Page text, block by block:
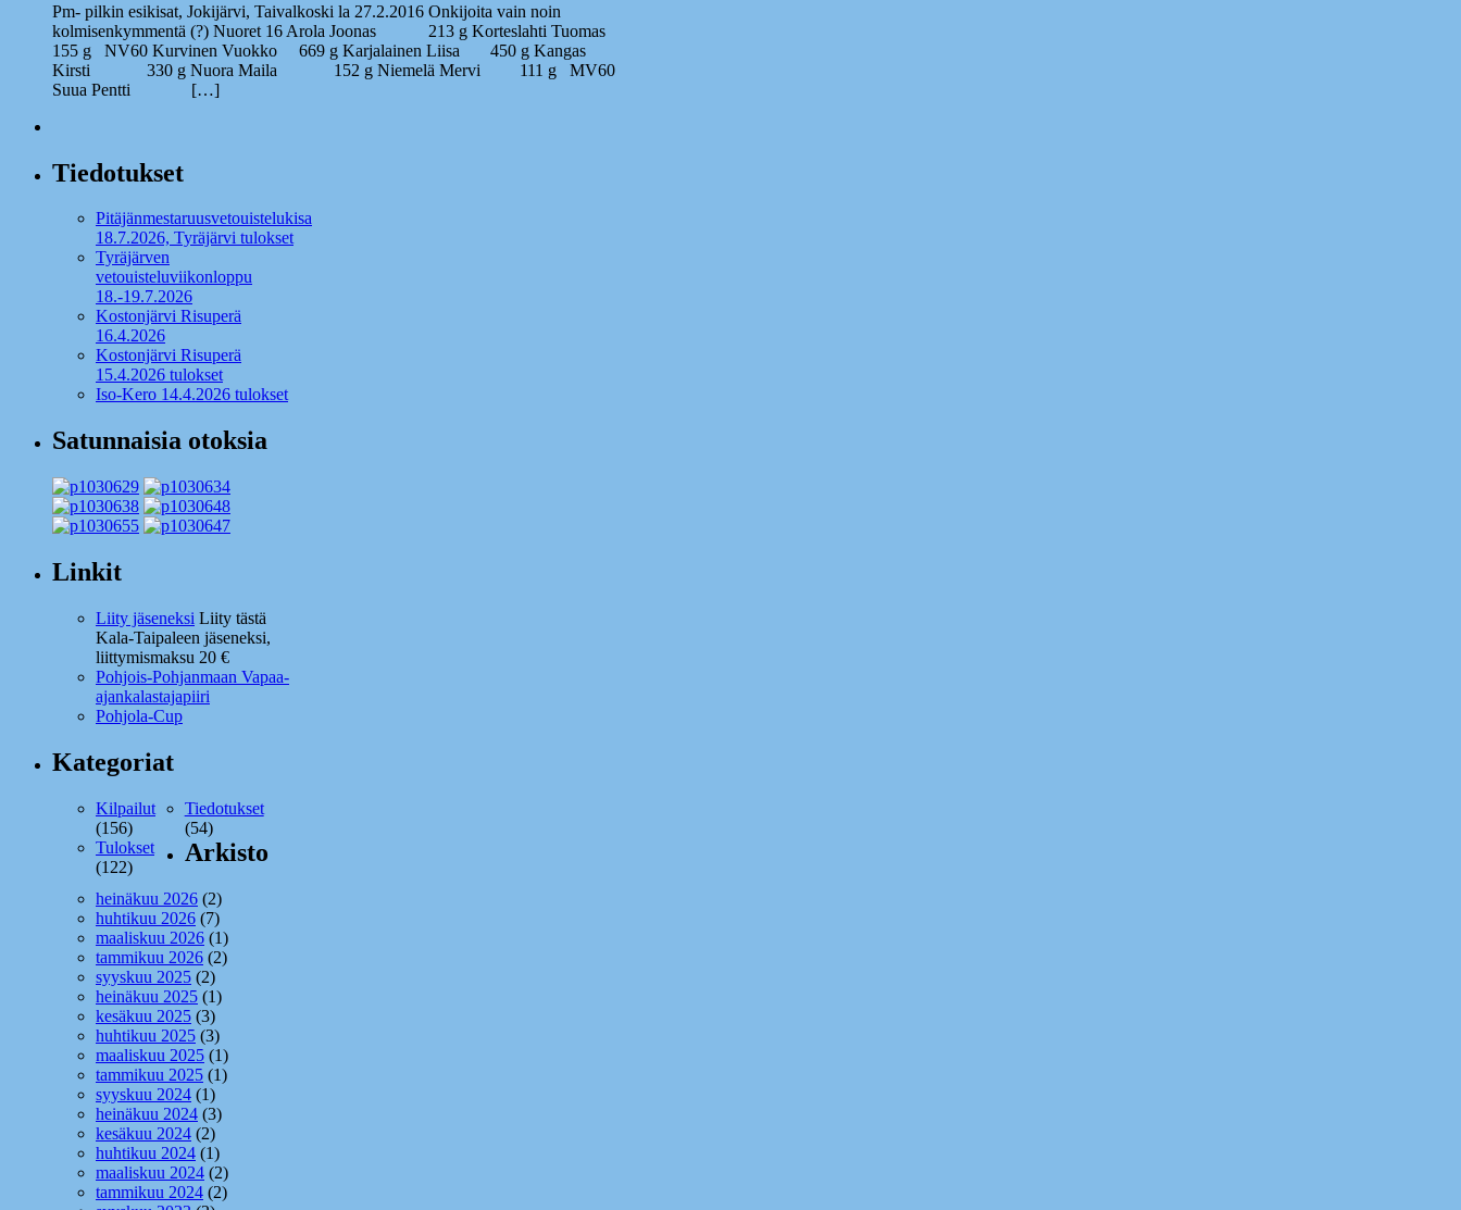
Pm- pilkin esikisat, Jokijärvi, Taivalkoski la 27.2.2016 Onkijoita vain noin
kolmisenkymmentä (?) Nuoret 16 Arola Joonas 213 g Korteslahti Tuomas
155 g NV60 Kurvinen Vuokko 669 g Karjalainen Liisa 450 g Kangas
Kirsti 330 g Nuora Maila 152 g Niemelä Mervi 111 g MV60
Suua Pentti […]
Tiedotukset
Pitäjänmestaruusvetouistelukisa
18.7.2026, Tyräjärvi tulokset
Tyräjärven
vetouisteluviikonloppu
18.-19.7.2026
Kostonjärvi Risuperä
16.4.2026
Kostonjärvi Risuperä
15.4.2026 tulokset
Iso-Kero 14.4.2026 tulokset
Satunnaisia otoksia
Linkit
Liity jäseneksi Liity tästä
Kala-Taipaleen jäseneksi,
liittymismaksu 20 €
Pohjois-Pohjanmaan Vapaa-
ajankalastajapiiri
Pohjola-Cup
Kategoriat
Kilpailut
(156)
Tiedotukset
(54)
Tulokset
(122)
Arkisto
heinäkuu 2026 (2)
huhtikuu 2026 (7)
maaliskuu 2026 (1)
tammikuu 2026 (2)
syyskuu 2025 (2)
heinäkuu 2025 (1)
kesäkuu 2025 (3)
huhtikuu 2025 (3)
maaliskuu 2025 (1)
tammikuu 2025 (1)
syyskuu 2024 (1)
heinäkuu 2024 (3)
kesäkuu 2024 (2)
huhtikuu 2024 (1)
maaliskuu 2024 (2)
tammikuu 2024 (2)